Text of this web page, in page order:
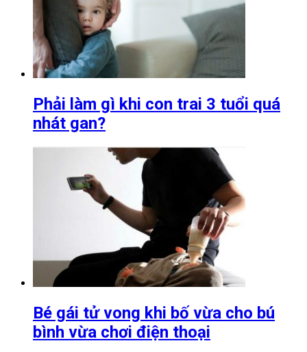
Phải làm gì khi con trai 3 tuổi quá
nhát gan?
Bé gái tử vong khi bố vừa cho bú
bình vừa chơi điện thoại